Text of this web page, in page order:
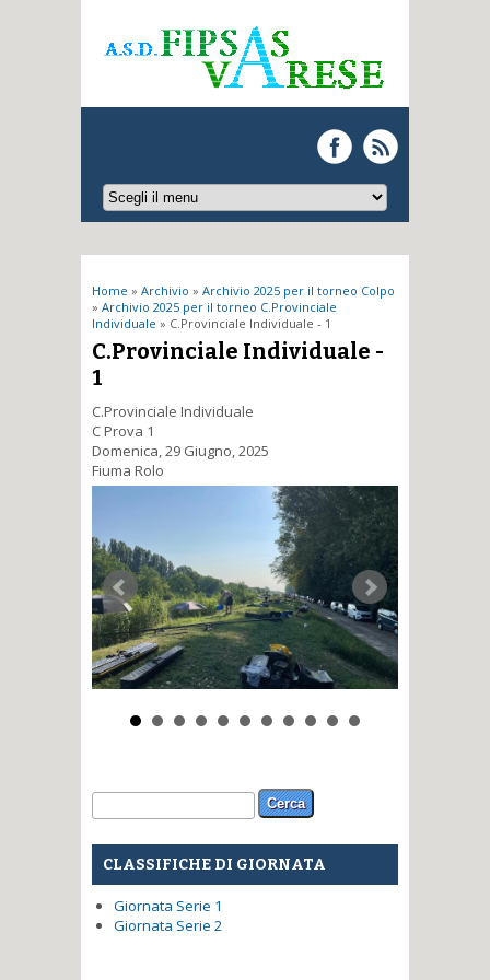
Tu sei qui
Home » Archivio » Archivio 2025 per il torneo Colpo
» Archivio 2025 per il torneo C.Provinciale
Individuale » C.Provinciale Individuale - 1
C.Provinciale Individuale -
1
C.Provinciale Individuale
C Prova 1
Domenica, 29 Giugno, 2025
Fiuma Rolo
Form di ricerca
Cerca
CLASSIFICHE DI GIORNATA
Giornata Serie 1
Giornata Serie 2